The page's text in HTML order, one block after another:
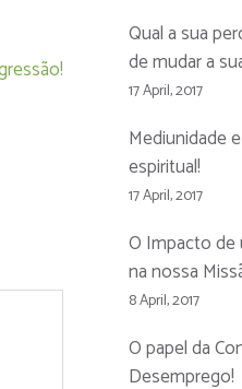
Qual a sua
de mudar a
17 April, 2017
Mediunidade
espiritual!
17 April, 2017
O Impacto de
na nossa
8 April, 2017
O papel da
Desemprego!